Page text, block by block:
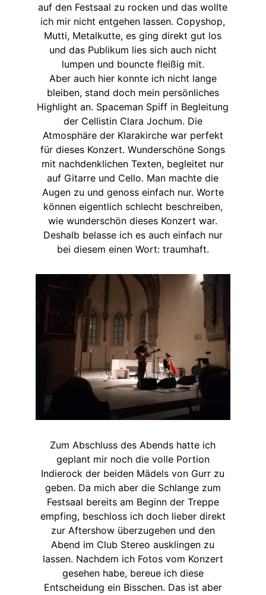
auf den Festsaal zu rocken und das wollte
ich mir nicht entgehen lassen. Copyshop,
Mutti, Metalkutte, es ging direkt gut los
und das Publikum lies sich auch nicht
lumpen und bouncte fleißig mit.
Aber auch hier konnte ich nicht lange
bleiben, stand doch mein persönliches
Highlight an. Spaceman Spiff in Begleitung
der Cellistin Clara Jochum. Die
Atmosphäre der Klarakirche war perfekt
für dieses Konzert. Wunderschöne Songs
mit nachdenklichen Texten, begleitet nur
auf Gitarre und Cello. Man machte die
Augen zu und genoss einfach nur. Worte
können eigentlich schlecht beschreiben,
wie wunderschön dieses Konzert war.
Deshalb belasse ich es auch einfach nur
bei diesem einen Wort: traumhaft.
Zum Abschluss des Abends hatte ich
geplant mir noch die volle Portion
Indierock der beiden Mädels von Gurr zu
geben. Da mich aber die Schlange zum
Festsaal bereits am Beginn der Treppe
empfing, beschloss ich doch lieber direkt
zur Aftershow überzugehen und den
Abend im Club Stereo ausklingen zu
lassen. Nachdem ich Fotos vom Konzert
gesehen habe, bereue ich diese
Entscheidung ein Bisschen. Das ist aber